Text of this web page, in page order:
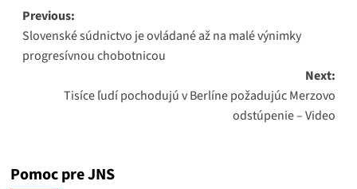
Post
navigation
Previous:
Slovenské súdnictvo je ovládané až na malé výnimky
progresívnou chobotnicou
Next:
Tisíce ľudí pochodujú v Berlíne požadujúc Merzovo
odstúpenie – Video
Pomoc pre JNS